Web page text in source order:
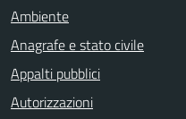
Ambiente
Anagrafe e stato civile
Appalti pubblici
Autorizzazioni